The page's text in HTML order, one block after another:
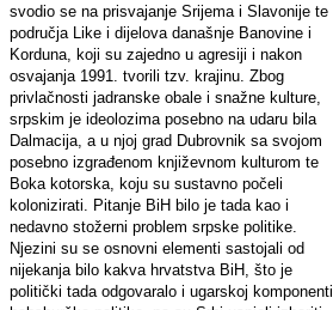
svodio se na prisvajanje Srijema i Slavonije te
područja Like i dijelova današnje Banovine i
Korduna, koji su zajedno u agresiji i nakon
osvajanja 1991. tvorili tzv. krajinu. Zbog
privlačnosti jadranske obale i snažne kulture,
srpskim je ideolozima posebno na udaru bila
Dalmacija, a u njoj grad Dubrovnik sa svojom
posebno izgrađenom književnom kulturom te
Boka kotorska, koju su sustavno počeli
kolonizirati. Pitanje BiH bilo je tada kao i
nedavno stožerni problem srpske politike.
Njezini su se osnovni elementi sastojali od
nijekanja bilo kakva hrvatstva BiH, što je
politički tada odgovaralo i ugarskoj komponenti